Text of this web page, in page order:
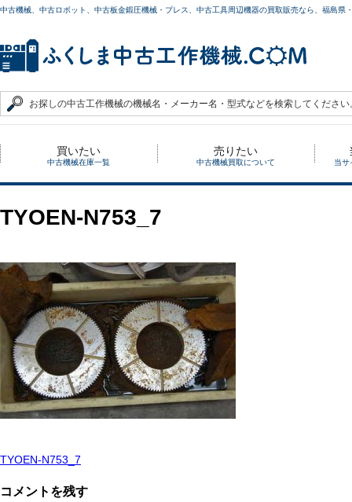
中古機械、中古ロボット、中古板金鍛圧機械・プレス、中古工具周辺機器の買取販売なら、福島
買いたい
中古機械在庫一覧
売りたい
中古機械買取について 当サ
TYOEN-N753_7
投
稿
TYOEN-N753_7
コメントを残す